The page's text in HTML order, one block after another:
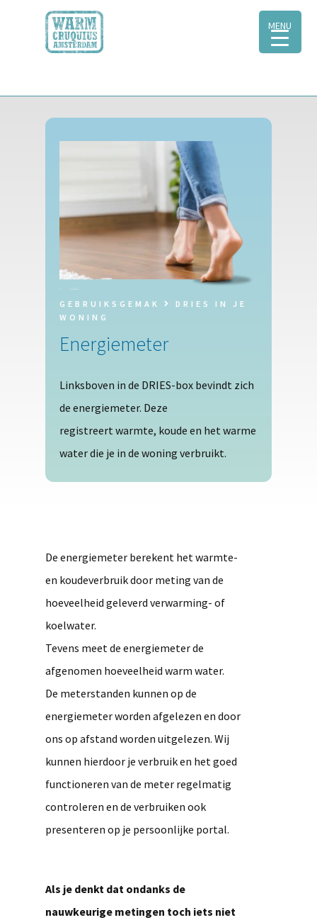
GEBRUIKSGEMAK
DRIES IN JE
WONING
Energiemeter
Linksboven in de DRIES-box bevindt zich
de energiemeter. Deze
registreert warmte, koude en het warme
water die je in de woning verbruikt.
De energiemeter berekent het warmte-
en koudeverbruik door meting van de
hoeveelheid geleverd verwarming- of
koelwater.
Tevens meet de energiemeter de
afgenomen hoeveelheid warm water.
De meterstanden kunnen op de
energiemeter worden afgelezen en door
ons op afstand worden uitgelezen. Wij
kunnen hierdoor je verbruik en het goed
functioneren van de meter regelmatig
controleren en de verbruiken ook
presenteren op je persoonlijke portal.
Als je denkt dat ondanks de
nauwkeurige metingen toch iets niet
MENU